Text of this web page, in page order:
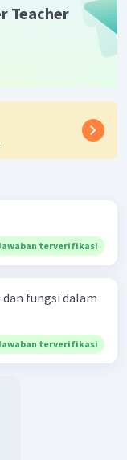
Teacher
terverifikasi
terverifikasi